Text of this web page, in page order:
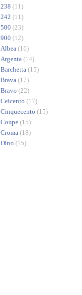
238 (11)
242 (11)
500 (23)
900 (12)
Albea (16)
Argenta (14)
Barchetta (15)
Brava (17)
Bravo (22)
Ceicento (17)
Cinquecento (15)
Coupe (15)
Croma (18)
Dino (15)